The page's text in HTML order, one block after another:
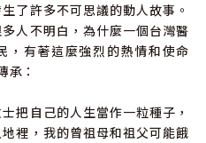
了許多不可思議的動人故事。
人不明白，為什麼一個台灣醫
，有著這麼強烈的熱情和使命
承：
把自己的人生當作一粒種子，
裡，我的曾祖母和祖父可能餓